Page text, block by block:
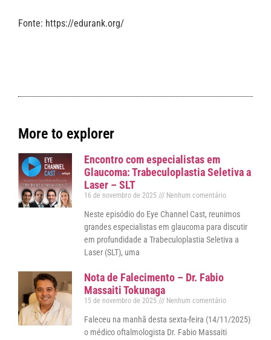
Fonte: https://edurank.org/
More to explorer
Encontro com especialistas em
Glaucoma: Trabeculoplastia Seletiva a
Laser – SLT
16 de novembro de 2025 Nenhum comentário
Neste episódio do Eye Channel Cast, reunimos
grandes especialistas em glaucoma para discutir
em profundidade a Trabeculoplastia Seletiva a
Laser (SLT), uma
Nota de Falecimento – Dr. Fabio
Massaiti Tokunaga
15 de novembro de 2025 Nenhum comentário
Faleceu na manhã desta sexta-feira (14/11/2025)
o médico oftalmologista Dr. Fabio Massaiti